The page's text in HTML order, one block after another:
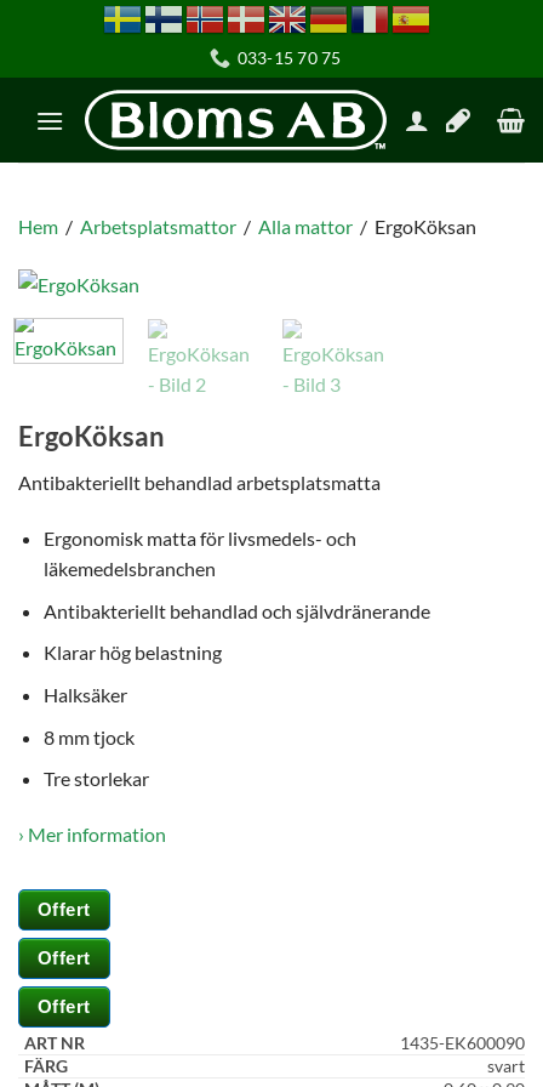
033-15 70 75
Hem / Arbetsplatsmattor / Alla mattor / ErgoKöksan
ErgoKöksan
Antibakteriellt behandlad arbetsplatsmatta
Ergonomisk matta för livsmedels- och
läkemedelsbranchen
Antibakteriellt behandlad och självdränerande
Klarar hög belastning
Halksäker
8 mm tjock
Tre storlekar
› Mer information
Offert
Offert
Offert
1435-EK600090
svart